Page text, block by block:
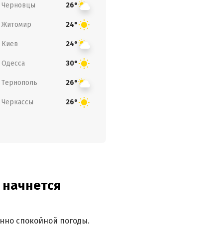
Черновцы 26°
Житомир 24°
Киев 24°
Одесса 30°
Тернополь 26°
Черкассы 26°
спокойной погоды.